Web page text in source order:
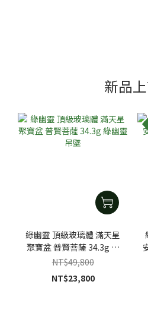
新品
綠幽靈 頂級玻璃體 滿天星
聚寶盆 普賢菩薩 34.3g 綠
幽靈吊墜
NT$49,800
NT$23,800